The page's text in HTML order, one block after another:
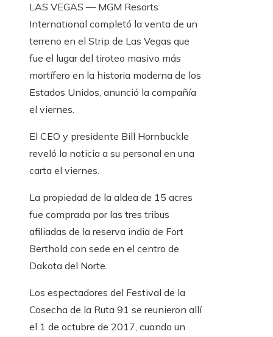
LAS VEGAS — MGM Resorts
International completó la venta de un
terreno en el Strip de Las Vegas que
fue el lugar del tiroteo masivo más
mortífero en la historia moderna de los
Estados Unidos, anunció la compañía
el viernes.
El CEO y presidente Bill Hornbuckle
reveló la noticia a su personal en una
carta el viernes.
La propiedad de la aldea de 15 acres
fue comprada por las tres tribus
afiliadas de la reserva india de Fort
Berthold con sede en el centro de
Dakota del Norte.
Los espectadores del Festival de la
Cosecha de la Ruta 91 se reunieron allí
el 1 de octubre de 2017, cuando un